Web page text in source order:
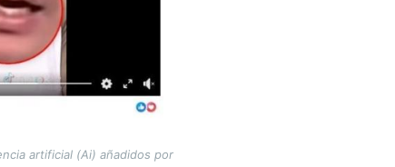
artificial (Ai) añadidos por